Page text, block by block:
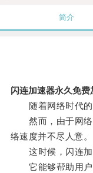
简介
闪连加速器永久免费
随着网络时代的
然而，由于网络
络速度并不尽人意。
这时候，闪连加
它能够帮助用户